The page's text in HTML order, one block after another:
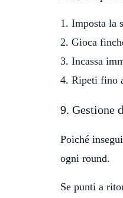
Imposta la
Gioca
Incassa
Ripeti fino
9. Gestione
Poiché
ogni round.
Se punti a